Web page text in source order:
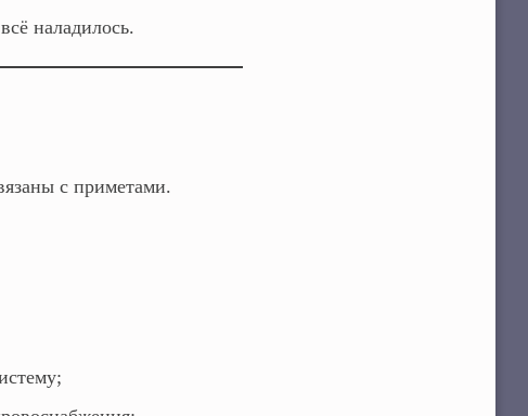
наладилось.
с приметами.